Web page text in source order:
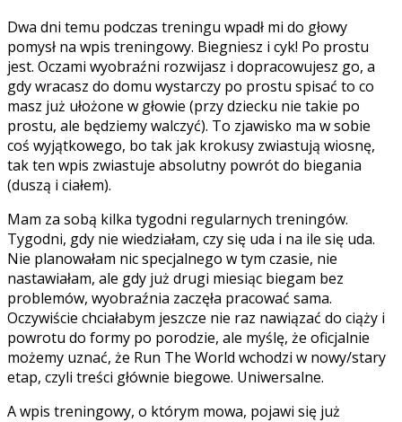
Dwa dni temu podczas treningu wpadł mi do głowy
pomysł na wpis treningowy. Biegniesz i cyk! Po prostu
jest. Oczami wyobraźni rozwijasz i dopracowujesz go, a
gdy wracasz do domu wystarczy po prostu spisać to co
masz już ułożone w głowie (przy dziecku nie takie po
prostu, ale będziemy walczyć). To zjawisko ma w sobie
coś wyjątkowego, bo tak jak krokusy zwiastują wiosnę,
tak ten wpis zwiastuje absolutny powrót do biegania
(duszą i ciałem).
Mam za sobą kilka tygodni regularnych treningów.
Tygodni, gdy nie wiedziałam, czy się uda i na ile się uda.
Nie planowałam nic specjalnego w tym czasie, nie
nastawiałam, ale gdy już drugi miesiąc biegam bez
problemów, wyobraźnia zaczęła pracować sama.
Oczywiście chciałabym jeszcze nie raz nawiązać do ciąży i
powrotu do formy po porodzie, ale myślę, że oficjalnie
możemy uznać, że Run The World wchodzi w nowy/stary
etap, czyli treści głównie biegowe. Uniwersalne.
A wpis treningowy, o którym mowa, pojawi się już